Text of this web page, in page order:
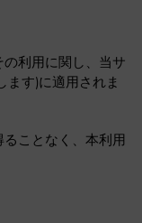
利用に関し、当サ
ます)に適用されま
ことなく、本利用